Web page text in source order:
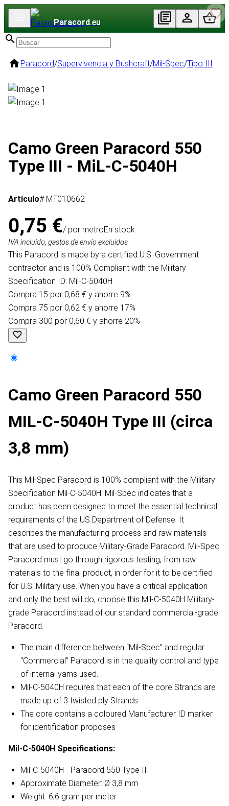
Paracord.eu
Paracord/Supervivencia y Bushcraft/Mil-Spec/Tipo III
Camo Green Paracord 550
Type III - MiL-C-5040H
Artículo# MT010662
0,75 €/ por metroEn stock
IVA incluido, gastos de envío excluidos
This Paracord is made by a certified U.S. Government
contractor and is 100% Compliant with the Military
Specification ID: Mil-C-5040H
Compra 15 por 0,68 € y ahorre 9%
Compra 75 por 0,62 € y ahorre 17%
Compra 300 por 0,60 € y ahorre 20%
Camo Green Paracord 550
MIL-C-5040H Type III (circa
3,8 mm)
This Mil-Spec Paracord is 100% compliant with the Military
Specification Mil-C-5040H. Mil-Spec indicates that a
product has been designed to meet the essential technical
requirements of the US Department of Defense. It
describes the manufacturing process and raw materials
that are used to produce Military-Grade Paracord. Mil-Spec
Paracord must go through rigorous testing, from raw
materials to the final product, in order for it to be certified
for U.S. Military use. When you have a critical application
and only the best will do, choose this Mil-C-5040H Military-
grade Paracord instead of our standard commercial-grade
Paracord.
The main difference between “Mil-Spec” and regular
“Commercial” Paracord is in the quality control and type
of internal yarns used.
Mil-C-5040H requires that each of the core Strands are
made up of 3 twisted ply Strands.
The core contains a coloured Manufacturer ID marker
for identification proposes
Mil-C-5040H Specifications:
Mil-C-5040H - Paracord 550 Type III
Approximate Diameter: Ø 3,8 mm
Weight: 6,6 gram per meter